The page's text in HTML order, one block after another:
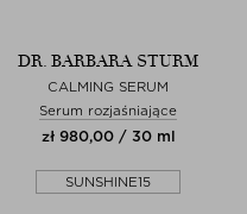
DR. BARBARA STURM
CALMING SERUM
Serum rozjaśniające
zł 980,00 / 30 ml
SUNSHINE15